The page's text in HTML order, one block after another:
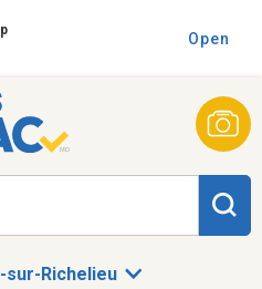
Open
sur-Richelieu